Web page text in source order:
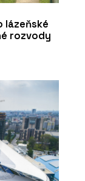
lázeňské
rozvody